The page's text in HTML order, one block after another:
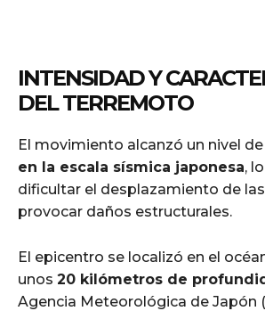
INTENSIDAD Y
DEL TERREMOTO
El movimiento alcanzó un nivel de
en la escala sísmica japonesa,
dificultar el desplazamiento de
provocar daños estructurales.
El epicentro se localizó en el
unos 20 kilómetros de
Agencia Meteorológica de Japón